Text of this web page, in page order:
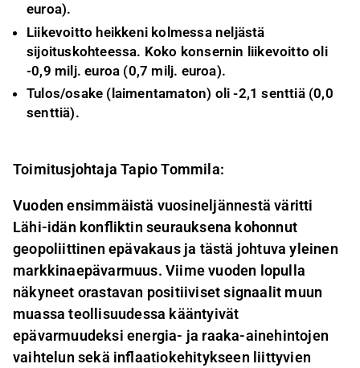
euroa).
Liikevoitto heikkeni kolmessa neljästä
sijoituskohteessa. Koko konsernin liikevoitto oli
-0,9 milj. euroa (0,7 milj. euroa).
Tulos/osake (laimentamaton) oli -2,1 senttiä (0,0
senttiä).
Toimitusjohtaja Tapio Tommila:
Vuoden ensimmäistä vuosineljännestä väritti
Lähi-idän konfliktin seurauksena kohonnut
geopoliittinen epävakaus ja tästä johtuva yleinen
markkinaepävarmuus. Viime vuoden lopulla
näkyneet orastavan positiiviset signaalit muun
muassa teollisuudessa kääntyivät
epävarmuudeksi energia- ja raaka-ainehintojen
vaihtelun sekä inflaatiokehitykseen liittyvien